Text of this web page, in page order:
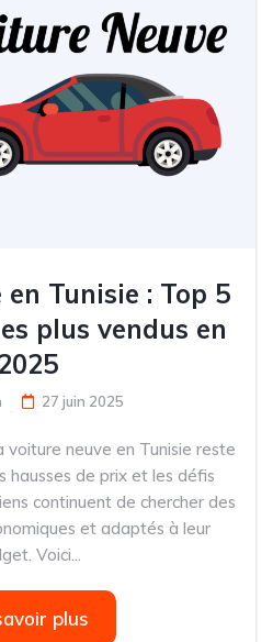
Tunisie : Top 5
plus vendus en
27 juin 2025
voiture neuve en Tunisie reste
hausses de prix et les défis
continuent de chercher des
et adaptés à leur
Voici...
plus